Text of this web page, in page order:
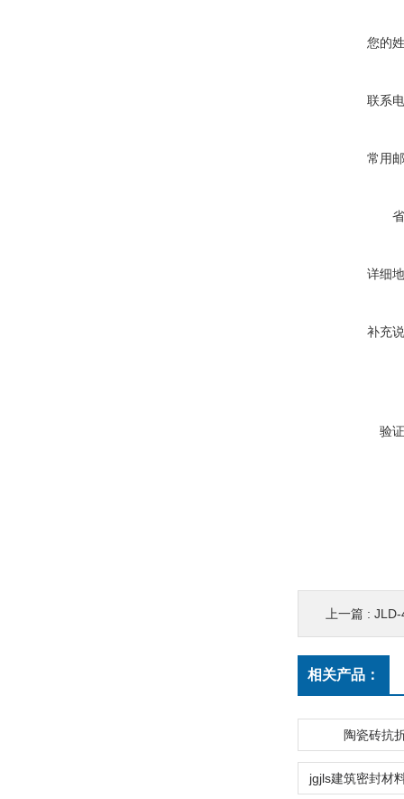
您的
联系
常用
详细
补充
验
上一篇 : JLD-
相关产品：
陶瓷砖抗